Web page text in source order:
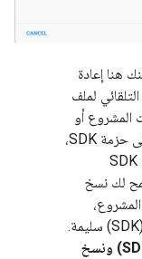
هنا إعادة
لملف
المشروع أو
تنسخها. تشير ملفات المشاريع المرتبطة إلى حزمة SDK،
وينتهي الأمر بإجراء أي تعديلات في حزمة SDK
لك نسخ
وبالتالي تظل ملفات حزمة تطوير البرامج (SDK) سليمة.
ربط حزمة تطوير البرامج (SDK) ونسخ